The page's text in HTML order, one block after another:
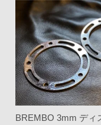
BREMBO 3mm ディ